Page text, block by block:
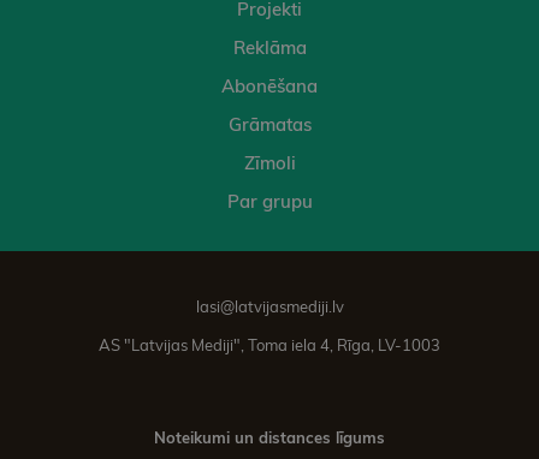
Projekti
Reklāma
Abonēšana
Grāmatas
Zīmoli
Par grupu
lasi@latvijasmediji.lv
AS "Latvijas Mediji", Toma iela 4, Rīga, LV-1003
Noteikumi un distances līgums